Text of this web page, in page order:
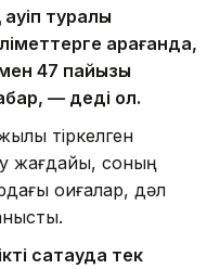
туралы
қарағанда,
47 пайызы
— деді ол.
тіркелген
жағдайы, соның
оқиғалар, дәл
сақтауда тек